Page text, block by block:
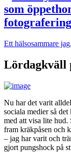
Ett hälsosammare jag,
Lördagkväll
Nu har det varit
sociala medier så
med att visa lite hud.
fram kräkpåsen och
– jag har varit och
gjort pungshock på